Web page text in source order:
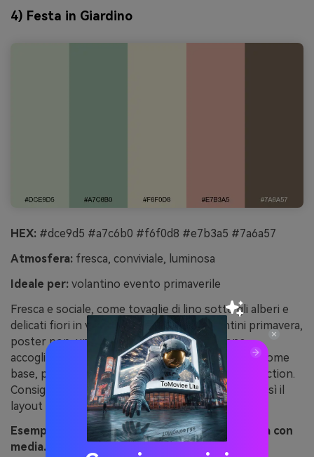
4) Festa in Giardino
HEX: #dce9d5 #a7c6b0 #f6f0d8 #e7b3a5 #7a6a57
Atmosfera: fresca, conviviale, luminosa
Ideale per: volantino evento primaverile
Fresca e sociale, come tovaglie di lino sotto gli alberi e
delicati fiori in vasi di vetro. Usala per volantini primavera,
poster pop-up, ed eventi comunitari dal tono
accogliente. Abbina il giallo crema ai verdi tenere come
base, poi aggiungi il corallo polveroso per call to action.
Consiglio: usa il marrone solo per testo piccolo così il
layout resta leggero e arioso.
Esempio immagine di festa in giardino generata con
media.io